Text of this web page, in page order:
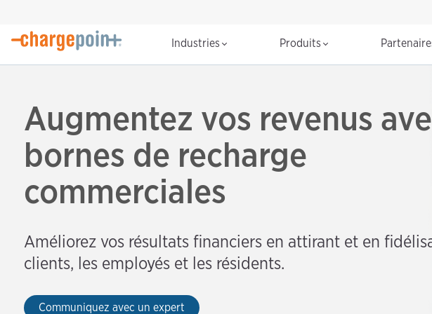
Industries Produits
Augmentez vos revenus
bornes de recharge
commerciales
Améliorez vos résultats financiers en attirant et en
clients, les employés et les résidents.
Communiquez avec un expert